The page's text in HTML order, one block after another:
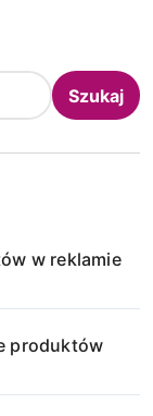
Szukaj
w reklamie
produktów